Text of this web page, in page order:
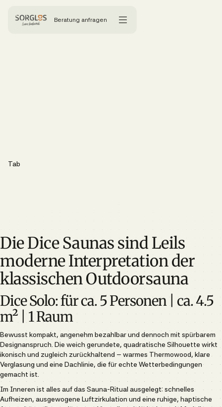
Beratung anfragen
Tab
Die Dice Saunas sind Leils
moderne Interpretation der
klassischen Outdoorsauna
Dice Solo: für ca. 5 Personen | ca. 4.5
m² | 1 Raum
Bewusst kompakt, angenehm bezahlbar und dennoch mit spürbarem
Designanspruch. Die weich gerundete, quadratische Silhouette wirkt
ikonisch und zugleich zurückhaltend – warmes Thermowood, klare
Verglasung und eine Dachlinie, die für echte Wetterbedingungen
gemacht ist.
Im Inneren ist alles auf das Sauna-Ritual ausgelegt: schnelles
Aufheizen, ausgewogene Luftzirkulation und eine ruhige, haptische